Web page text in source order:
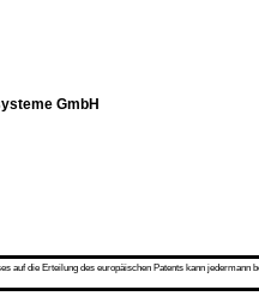
GmbH
auf die Erteilung des europäischen Patents kann